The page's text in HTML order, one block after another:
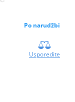
Po narudžbi
Usporedite